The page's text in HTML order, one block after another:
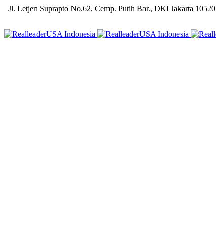
Jl. Letjen Suprapto No.62, Cemp. Putih Bar., DKI Jakarta 10520